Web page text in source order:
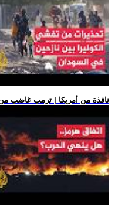
.. نافذة من أمريكا | ترمب غاضب